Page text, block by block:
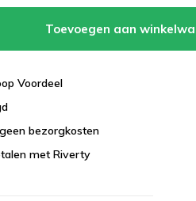
Toevoegen aan
Voordeel
bezorgkosten
met Riverty